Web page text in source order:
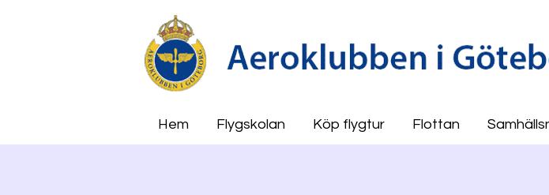
Hem Flygskolan Köp flygtur Flottan